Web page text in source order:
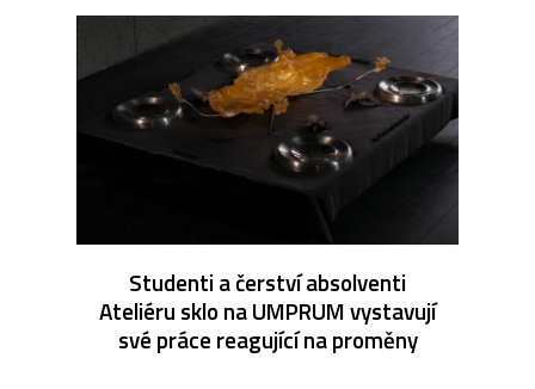
Studenti a čerství absolventi
Ateliéru sklo na UMPRUM vystavují
své práce reagující na proměny